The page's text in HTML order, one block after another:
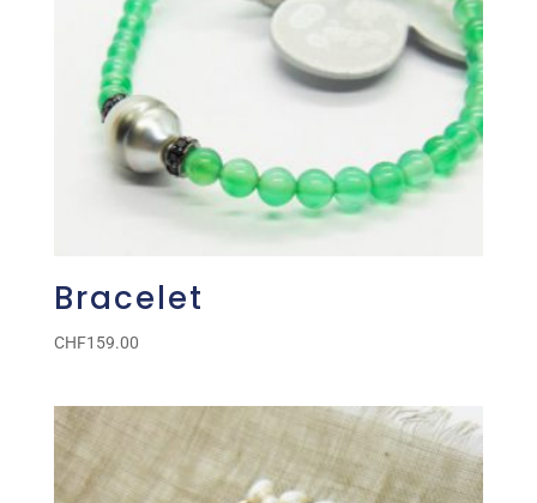
Bracelet
CHF159.00